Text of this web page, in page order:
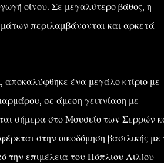
οίνου. Σε μεγαλύτερο βάθος, η
περιλαμβάνονται και αρκετά
αποκαλύφθηκε ένα μεγάλο κτίριο με
σε άμεση γειτνίαση με
σήμερα στο Μουσείο των Σερρών
στην οικοδόμηση βασιλικής με
την επιμέλεια του Πόπλιου Αιλίου